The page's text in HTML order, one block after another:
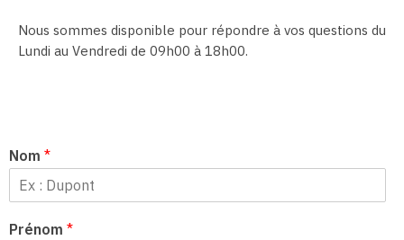
Nous sommes disponible pour répondre à vos questions du
Lundi au Vendredi de 09h00 à 18h00.
Nom *
Prénom *